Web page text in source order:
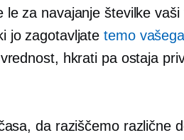
za navajanje številke vaši
jo zagotavljatetemo
hkrati pa ostaja
da raziščemo različne